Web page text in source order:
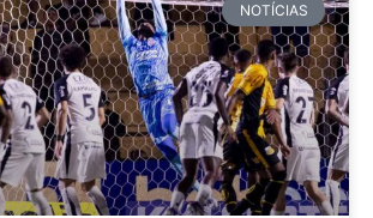
NOTÍCIAS